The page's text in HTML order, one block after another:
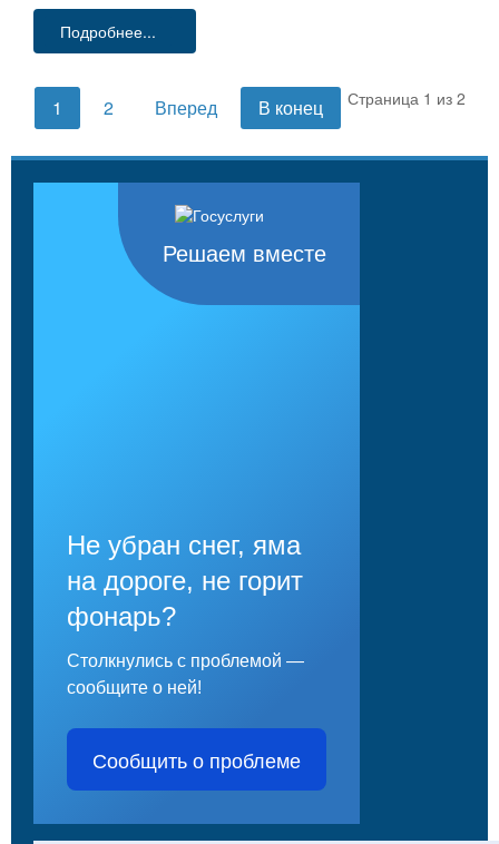
Подробнее...
Страница 1 из 2
1 2 Вперед В конец
Решаем вместе
Не убран снег, яма
на дороге, не горит
фонарь?
Столкнулись с проблемой —
сообщите о ней!
Сообщить о проблеме